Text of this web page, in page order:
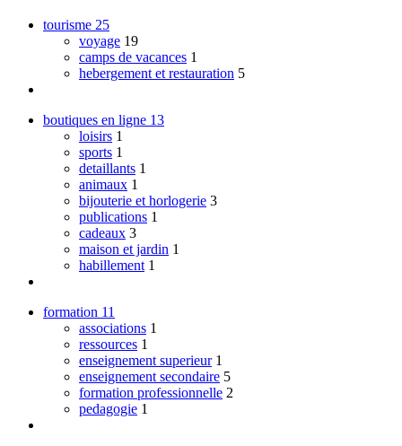
tourisme 25
voyage 19
camps de vacances 1
hebergement et restauration 5
boutiques en ligne 13
loisirs 1
sports 1
detaillants 1
animaux 1
bijouterie et horlogerie 3
publications 1
cadeaux 3
maison et jardin 1
habillement 1
formation 11
associations 1
ressources 1
enseignement superieur 1
enseignement secondaire 5
formation professionnelle 2
pedagogie 1